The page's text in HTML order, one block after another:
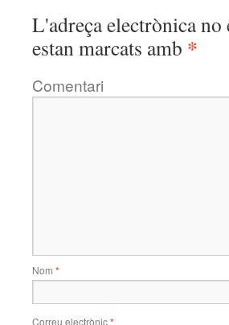
L'adreça electrònica no
estan marcats amb *
Comentari
Nom *
Correu electrònic*